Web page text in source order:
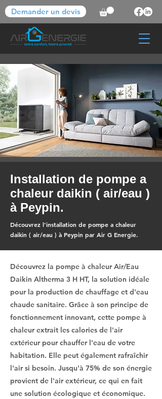
Demander un devis
Installation de pompe a
chaleur daikin ( air/eau )
à Peypin.
Découvrez l'installation de pompe a chaleur
daikin ( air/eau ) à Peypin par Air G Energie.
Découvrez la pompe à chaleur Air/Eau
Daikin Altherma 3 H HT, la solution idéale
pour la production de chauffage et d'eau
chaude sanitaire. Grâce à son principe de
fonctionnement innovant, cette pompe à
chaleur extrait les calories de l'air
extérieur pour chauffer l'eau de votre
habitation. Elle peut également rafraîchir
l'air si besoin. Jusqu'à 75% de son énergie
provient de l'air extérieur, ce qui en fait
une solution écologique et économique.